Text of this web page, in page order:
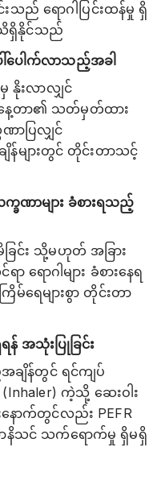
င်းသည် ရောဂါပြင်းထန်မှု ရှိ
ရှိနိုင်သည်
ါ်ပေါက်လာသည့်အခါ
းလာလျှင်
ေ့တာ၏ သတ်မှတ်ထား
ာပြလျှင်
များတွင် တိုင်းတာသင့်
ဏာများ ခံစားရသည့်
ခြင်း သို့မဟုတ် အခြား
ရောဂါများ ခံစားနေရ
ရေများစွာ တိုင်းတာ
န် အသုံးပြုခြင်း
ျိန်တွင် ရင်ကျပ်
ကဲ့သို့ ဆေးဝါး
နောက်တွင်လည်း PEFR
ာနိသင် သက်ရောက်မှု ရှိမရှိ